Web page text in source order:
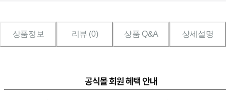
상품정보 리뷰 (0) 상품 Q&A 상세설명